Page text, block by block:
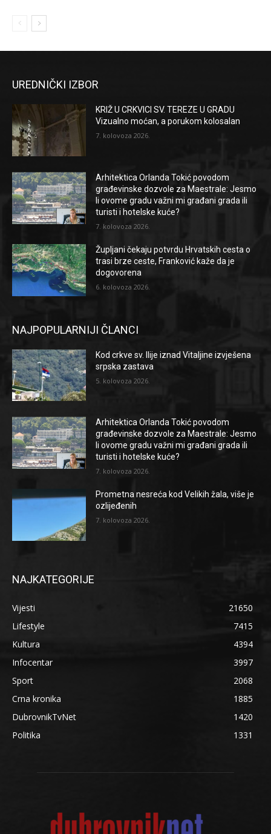
UREDNIČKI IZBOR
KRIŽ U CRKVICI SV. TEREZE U GRADU
Vizualno moćan, a porukom kolosalan
7. kolovoza 2026.
Arhitektica Orlanda Tokić povodom
građevinske dozvole za Maestrale: Jesmo
li ovome gradu važni mi građani grada ili
turisti i hotelske kuće?
7. kolovoza 2026.
Župljani čekaju potvrdu Hrvatskih cesta o
trasi brze ceste, Franković kaže da je
dogovorena
6. kolovoza 2026.
NAJPOPULARNIJI ČLANCI
Kod crkve sv. Ilije iznad Vitaljine izvješena
srpska zastava
5. kolovoza 2026.
Arhitektica Orlanda Tokić povodom
građevinske dozvole za Maestrale: Jesmo
li ovome gradu važni mi građani grada ili
turisti i hotelske kuće?
7. kolovoza 2026.
Prometna nesreća kod Velikih žala, više je
ozlijeđenih
7. kolovoza 2026.
NAJKATEGORIJE
Vijesti
21650
Lifestyle
7415
Kultura
4394
Infocentar
3997
Sport
2068
Crna kronika
1885
DubrovnikTvNet
1420
Politika
1331